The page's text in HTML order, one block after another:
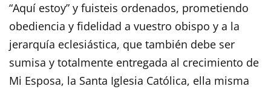
“Aquí estoy” y fuisteis ordenados, prometiendo
obediencia y fidelidad a vuestro obispo y a la
jerarquía eclesiástica, que también debe ser
sumisa y totalmente entregada al crecimiento de
Mi Esposa, la Santa Iglesia Católica, ella misma